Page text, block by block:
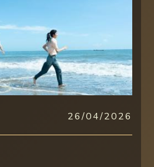
26/04/2026